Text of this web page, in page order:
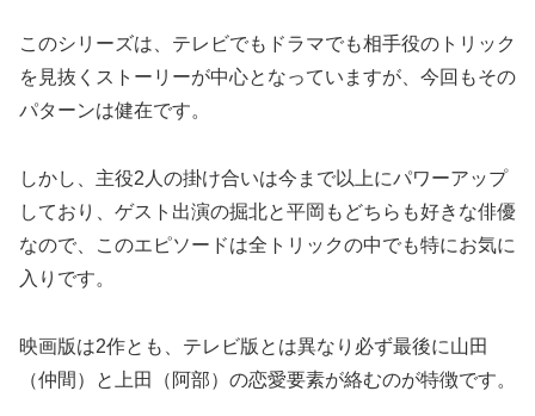
このシリーズは、テレビでもドラマでも相手役のトリック
を見抜くストーリーが中心となっていますが、今回もその
パターンは健在です。
しかし、主役2人の掛け合いは今まで以上にパワーアップ
しており、ゲスト出演の掘北と平岡もどちらも好きな俳優
なので、このエピソードは全トリックの中でも特にお気に
入りです。
映画版は2作とも、テレビ版とは異なり必ず最後に山田
（仲間）と上田（阿部）の恋愛要素が絡むのが特徴です。